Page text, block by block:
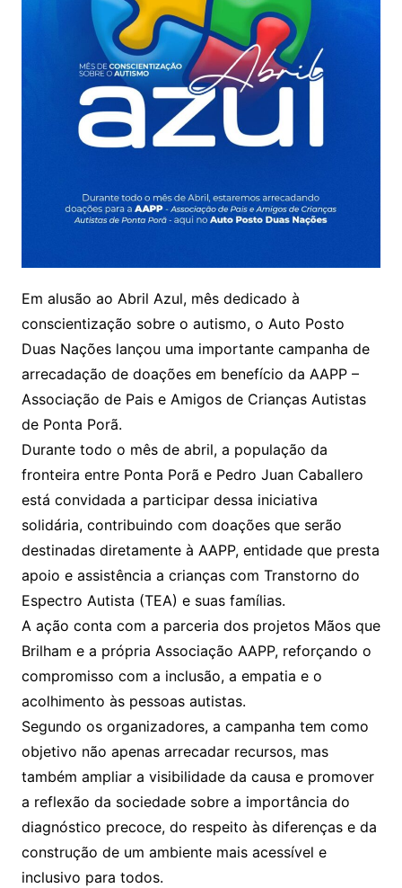
Em alusão ao Abril Azul, mês dedicado à
conscientização sobre o autismo, o Auto Posto
Duas Nações lançou uma importante campanha de
arrecadação de doações em benefício da AAPP –
Associação de Pais e Amigos de Crianças Autistas
de Ponta Porã.
Durante todo o mês de abril, a população da
fronteira entre Ponta Porã e Pedro Juan Caballero
está convidada a participar dessa iniciativa
solidária, contribuindo com doações que serão
destinadas diretamente à AAPP, entidade que presta
apoio e assistência a crianças com Transtorno do
Espectro Autista (TEA) e suas famílias.
A ação conta com a parceria dos projetos Mãos que
Brilham e a própria Associação AAPP, reforçando o
compromisso com a inclusão, a empatia e o
acolhimento às pessoas autistas.
Segundo os organizadores, a campanha tem como
objetivo não apenas arrecadar recursos, mas
também ampliar a visibilidade da causa e promover
a reflexão da sociedade sobre a importância do
diagnóstico precoce, do respeito às diferenças e da
construção de um ambiente mais acessível e
inclusivo para todos.